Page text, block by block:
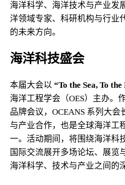
海洋科学、海洋技术与产业发
洋领域专家、科研机构与行业
的未来方向。
海洋科技盛会
本届大会以 “To the Sea, To the
海洋工程学会（OES）主办。
品牌会议，OCEANS 系列大
与产业合作，也是全球海洋工
一。 活动期间，将围绕海洋科
国际交流展开多场论坛、展览
海洋科学、技术与产业之间的